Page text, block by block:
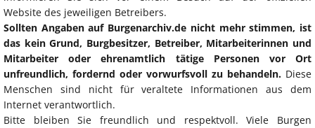
Website des jeweiligen Betreibers.
Sollten Angaben auf Burgenarchiv.de nicht mehr stimmen, ist
das kein Grund, Burgbesitzer, Betreiber, Mitarbeiterinnen und
Mitarbeiter oder ehrenamtlich tätige Personen vor Ort
unfreundlich, fordernd oder vorwurfsvoll zu behandeln. Diese
Menschen sind nicht für veraltete Informationen aus dem
Internet verantwortlich.
Bitte bleiben Sie freundlich und respektvoll. Viele Burgen